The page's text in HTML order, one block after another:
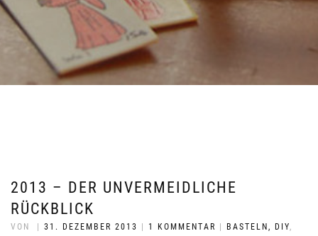
2013 – DER UNVERMEIDLICHE
RÜCKBLICK
VON 31. DEZEMBER 2013 1 KOMMENTAR BASTELN, DIY,